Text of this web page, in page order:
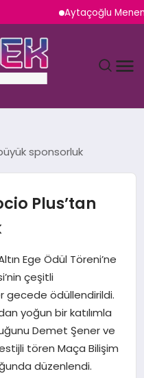
Aytaçoğlu
sponsorluk
Plus’tan
Ege Ödül Töreni’ne
çeşitli
gecede ödüllendirildi.
yoğun bir katılımla
Demet Şener ve
tören Maça Bilişim
düzenlendi.